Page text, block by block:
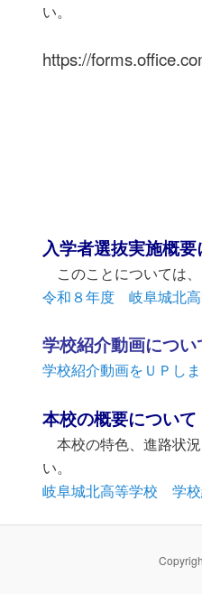
い。
https://
入学者選抜実施概
このことについては、
令和８年度 岐阜城北高
学校紹介動画につい
学校紹介動画をＵＰしま
本校の概要について
本校の特色、進路状
い。
岐阜城北高等学校 学校